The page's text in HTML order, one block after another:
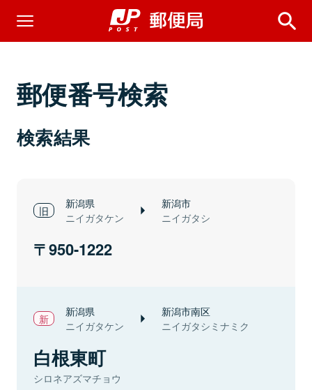
郵便番号検索
検索結果
新潟県
ニイガタケン
新潟市
ニイガタシ
950-1222
新潟県
ニイガタケン
新潟市南区
ニイガタシミナミク
白根東町
シロネアズマチョウ